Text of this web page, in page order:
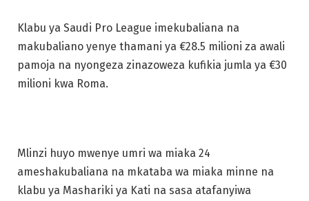
Klabu ya Saudi Pro League imekubaliana na
makubaliano yenye thamani ya €28.5 milioni za awali
pamoja na nyongeza zinazoweza kufikia jumla ya €30
milioni kwa Roma.
Mlinzi huyo mwenye umri wa miaka 24
ameshakubaliana na mkataba wa miaka minne na
klabu ya Mashariki ya Kati na sasa atafanyiwa